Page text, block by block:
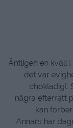
Äntligen en kväll
det var
chokladigt.
några efterrätt
kan
Annars har